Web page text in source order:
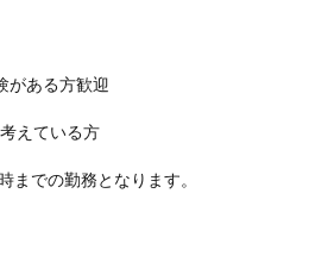
がある方歓迎
えている方
での勤務となります。